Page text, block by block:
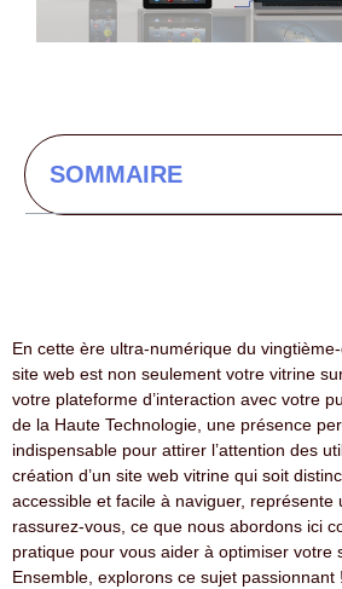
SOMMAIRE
En cette ère ultra-numérique du
site web est non seulement votre vitrine
votre plateforme d’interaction avec votre
de la Haute Technologie, une présence
indispensable pour attirer l’attention des
création d’un site web vitrine qui soit
accessible et facile à naviguer, représente
rassurez-vous, ce que nous abordons ici
pratique pour vous aider à optimiser votre
Ensemble, explorons ce sujet passionnant